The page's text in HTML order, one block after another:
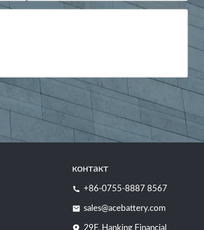
контакт
+86-0755-8887 8567
sales@acebattery.com
29F, Hanking Financial